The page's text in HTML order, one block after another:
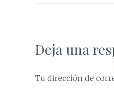
Deja una
Tu dirección de